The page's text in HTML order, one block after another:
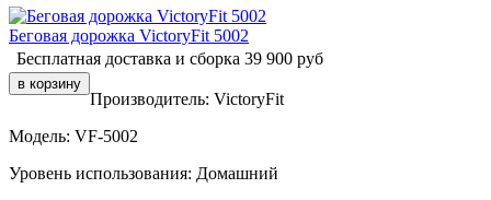
Беговая дорожка VictoryFit 5002
Бесплатная доставка и сборка 39 900 руб
Производитель: VictoryFit
Модель: VF-5002
Уровень использования: Домашний